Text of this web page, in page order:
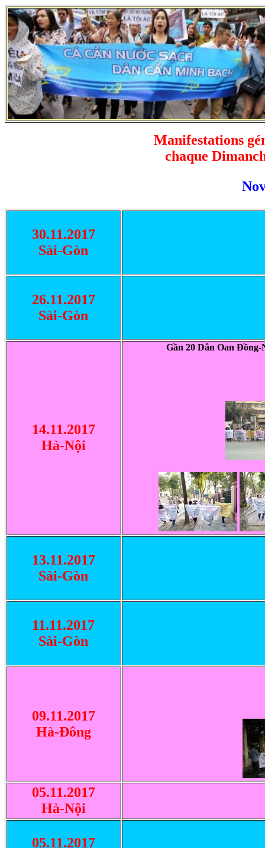
Manifestations
chaque
30.11.2017
Sài-Gòn
26.11.2017
Sài-Gòn
14.11.2017
Hà-Nội
Gần 20 Dân Oan
13.11.2017
Sài-Gòn
11.11.2017
Sài-Gòn
09.11.2017
Hà-Ðông
05.11.2017
Hà-Nội
05.11.2017